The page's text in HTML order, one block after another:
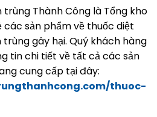
Thành Công là Tổng kho
các sản phẩm về thuốc diệt
trùng gây hại. Quý khách hàng
tin chi tiết về tất cả các sản
cung cấp tại đây:
thuoc-